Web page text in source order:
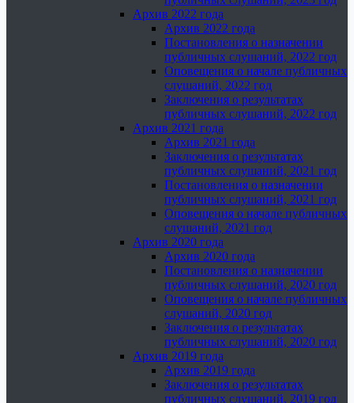
Архив 2022 года
Архив 2022 года
Постановления о назначении
публичных слушаний, 2022 год
Оповещения о начале публичных
слушаний, 2022 год
Заключения о результатах
публичных слушаний, 2022 год
Архив 2021 года
Архив 2021 года
Заключения о результатах
публичных слушаний, 2021 год
Постановления о назначении
публичных слушаний, 2021 год
Оповещения о начале публичных
слушаний, 2021 год
Архив 2020 года
Архив 2020 года
Постановления о назначении
публичных слушаний, 2020 год
Оповещения о начале публичных
слушаний, 2020 год
Заключения о результатах
публичных слушаний, 2020 год
Архив 2019 года
Архив 2019 года
Заключения о результатах
публичных слушаний, 2019 год